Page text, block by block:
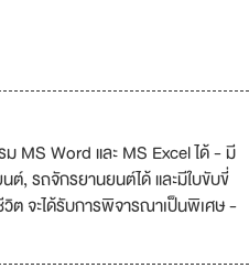
MS Word และ MS Excel ได้ - มี
ต์, รถจักรยานยนต์ได้ และมีใบขับขี่
ต จะได้รับการพิจารณาเป็นพิเศษ -